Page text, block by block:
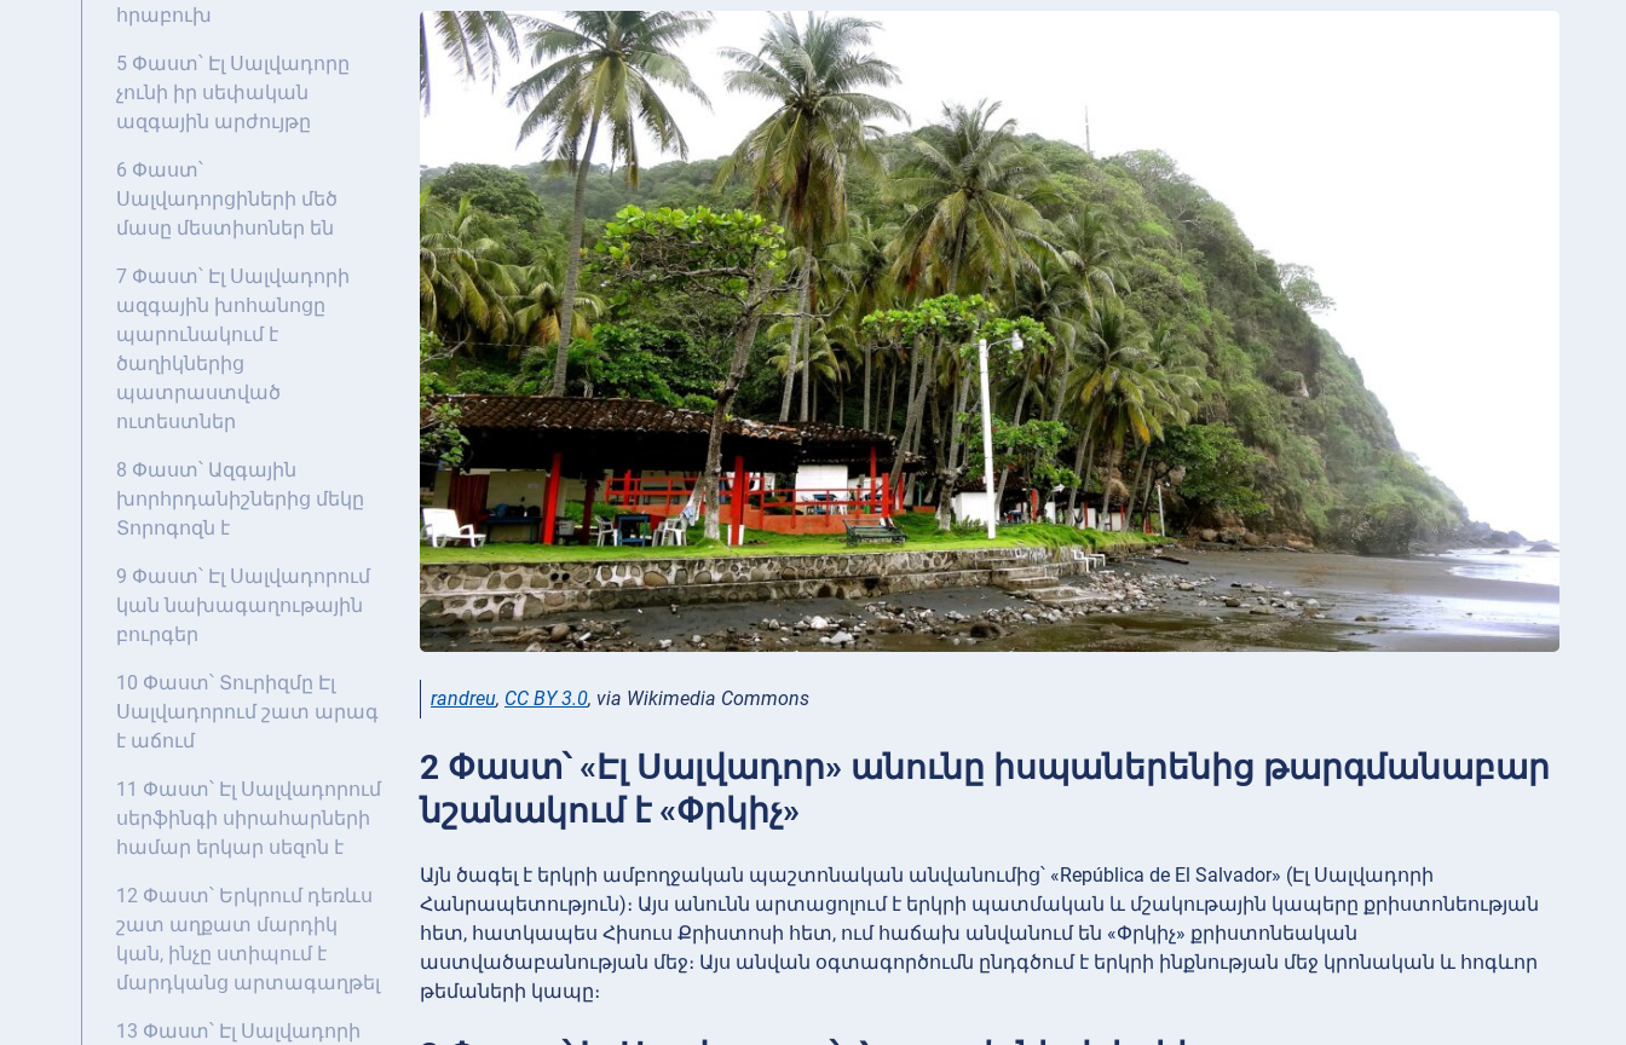
հրաբուխ
5 Փաստ՝ Էլ Սալվադորը
չունի իր սեփական
ազգային արժույթը
6 Փաստ՝
Սալվադորցիների մեծ
մասը մեստիսոներ են
7 Փաստ՝ Էլ Սալվադորի
ազգային խոհանոցը
պարունակում է
ծաղիկներից
պատրաստված
ուտեստներ
8 Փաստ՝ Ազգային
խորհրդանիշներից մեկը
Տորոգոզն է
9 Փաստ՝ Էլ Սալվադորում
կան նախագաղութային
բուրգեր
10 Փաստ՝ Տուրիզմը Էլ
Սալվադորում շատ արագ
է աճում
11 Փաստ՝ Էլ Սալվադորում
սերֆինգի սիրահարների
համար երկար սեզոն է
12 Փաստ՝ Երկրում դեռևս
շատ աղքատ մարդիկ
կան, ինչը ստիպում է
մարդկանց արտագաղթել
13 Փաստ՝ Էլ Սալվադորի
randreu, CC BY 3.0, via Wikimedia Commons
2 Փաստ՝ «Էլ Սալվադոր» անունը իսպաներենից թարգմանաբար
նշանակում է «Փրկիչ»
Այն ծագել է երկրի ամբողջական պաշտոնական անվանումից՝ «República de El Salvador» (Էլ Սալվադորի
Հանրապետություն)։ Այս անունն արտացոլում է երկրի պատմական և մշակութային կապերը քրիստոնեության
հետ, հատկապես Հիսուս Քրիստոսի հետ, ում հաճախ անվանում են «Փրկիչ» քրիստոնեական
աստվածաբանության մեջ։ Այս անվան օգտագործումն ընդգծում է երկրի ինքնության մեջ կրոնական և հոգևոր
թեմաների կապը։